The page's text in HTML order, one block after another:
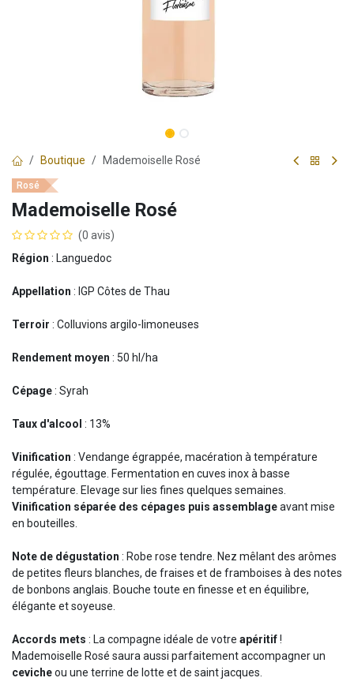
Boutique Mademoiselle Rosé
Rosé
Mademoiselle Rosé
(0 avis)
Région : Languedoc
Appellation : IGP Côtes de Thau
Terroir : Colluvions argilo-limoneuses
Rendement moyen : 50 hl/ha
Cépage: Syrah
Taux d'alcool : 13%
Vinification : Vendange égrappée, macération à température
régulée, égouttage. Fermentation en cuves inox à basse
température. Elevage sur lies fines quelques semaines.
Vinification séparée des cépages puis assemblageavant mise
en bouteilles.
Note de dégustation : Robe rose tendre. Nez mêlant des arômes
de petites fleurs blanches, de fraises et de framboises à des notes
de bonbons anglais. Bouche toute en finesse et en équilibre,
élégante et soyeuse.
Accords mets : La compagne idéale de votre apéritif!
Mademoiselle Rosé saura aussi parfaitement accompagner un
cevicheou une terrine de lotte et de saint jacques.